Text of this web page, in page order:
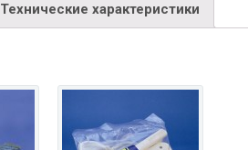
Технические характеристики